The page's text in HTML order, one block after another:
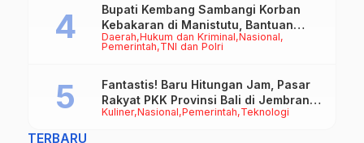
Daerah Hukum dan Kriminal Nasional
Pemerintah TNI dan Polri
Bupati Kembang Sambangi Korban
Kebakaran di Manistutu, Bantuan
Disalurkan untuk Ringankan Beban
Kuliner Nasional Pemerintah Teknologi
Fantastis! Baru Hitungan Jam, Pasar
Rakyat PKK Provinsi Bali di Jembrana
Raup Omzet Ratusan Juta
TERBARU